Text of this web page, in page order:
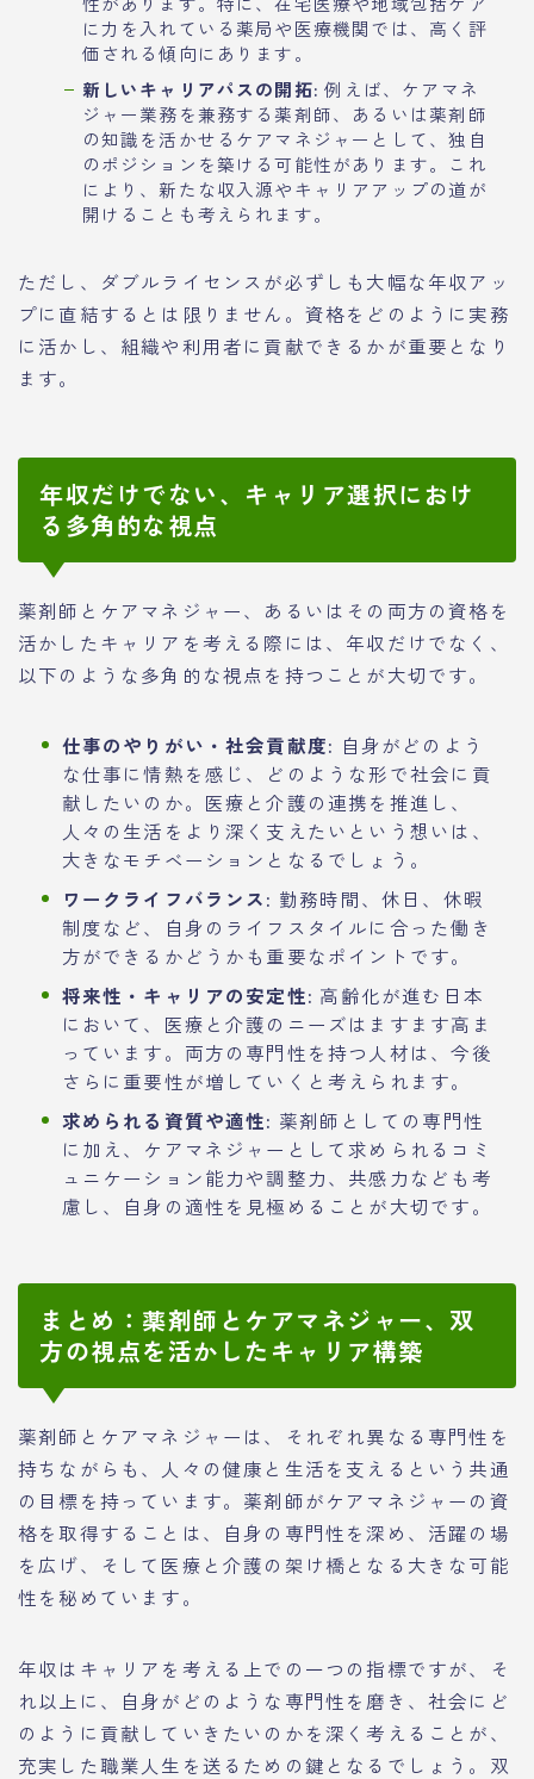
に力を入れている薬局や医療機関では、高く評
価される傾向にあります。
新しいキャリアパスの開拓: 例えば、ケアマネ
ジャー業務を兼務する薬剤師、あるいは薬剤師
の知識を活かせるケアマネジャーとして、独自
のポジションを築ける可能性があります。これ
により、新たな収入源やキャリアアップの道が
開けることも考えられます。
ただし、ダブルライセンスが必ずしも大幅な年収アッ
プに直結するとは限りません。資格をどのように実務
に活かし、組織や利用者に貢献できるかが重要となり
ます。
年収だけでない、キャリア選択におけ
る多角的な視点
薬剤師とケアマネジャー、あるいはその両方の資格を
活かしたキャリアを考える際には、年収だけでなく、
以下のような多角的な視点を持つことが大切です。
仕事のやりがい・社会貢献度: 自身がどのよう
な仕事に情熱を感じ、どのような形で社会に貢
献したいのか。医療と介護の連携を推進し、
人々の生活をより深く支えたいという想いは、
大きなモチベーションとなるでしょう。
ワークライフバランス: 勤務時間、休日、休暇
制度など、自身のライフスタイルに合った働き
方ができるかどうかも重要なポイントです。
将来性・キャリアの安定性: 高齢化が進む日本
において、医療と介護のニーズはますます高ま
っています。両方の専門性を持つ人材は、今後
さらに重要性が増していくと考えられます。
求められる資質や適性: 薬剤師としての専門性
に加え、ケアマネジャーとして求められるコミ
ュニケーション能力や調整力、共感力なども考
慮し、自身の適性を見極めることが大切です。
まとめ：薬剤師とケアマネジャー、双
方の視点を活かしたキャリア構築
薬剤師とケアマネジャーは、それぞれ異なる専門性を
持ちながらも、人々の健康と生活を支えるという共通
の目標を持っています。薬剤師がケアマネジャーの資
格を取得することは、自身の専門性を深め、活躍の場
を広げ、そして医療と介護の架け橋となる大きな可能
性を秘めています。
年収はキャリアを考える上での一つの指標ですが、そ
れ以上に、自身がどのような専門性を磨き、社会にど
のように貢献していきたいのかを深く考えることが、
充実した職業人生を送るための鍵となるでしょう。双